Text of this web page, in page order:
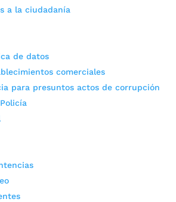
a la ciudadanía
de datos
comerciales
para presuntos actos de corrupción
predios protegidos en Charta
pago